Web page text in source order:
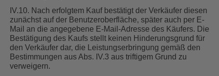
IV.10. Nach erfolgtem Kauf bestätigt der Verkäufer diesen
zunächst auf der Benutzeroberfläche, später auch per E-
Mail an die angegebene E-Mail-Adresse des Käufers. Die
Bestätigung des Kaufs stellt keinen Hinderungsgrund für
den Verkäufer dar, die Leistungserbringung gemäß den
Bestimmungen aus Abs. IV.3 aus triftigem Grund zu
verweigern.